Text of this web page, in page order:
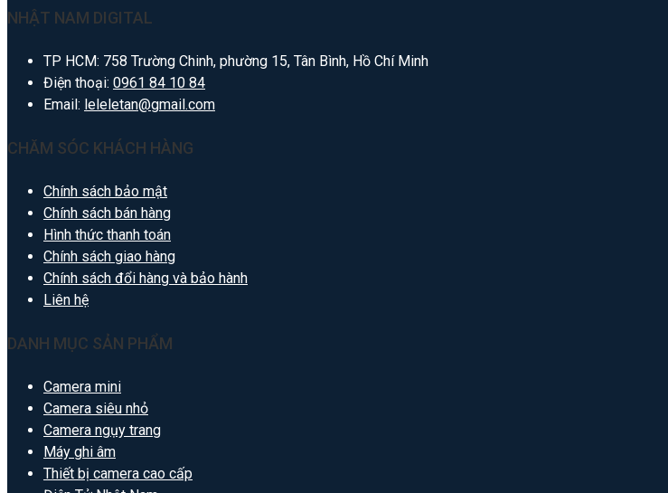
NHẬT NAM DIGITAL
TP HCM: 758 Trường Chinh, phường 15, Tân Bình, Hồ Chí Minh
Điện thoại: 0961 84 10 84
Email: leleletan@gmail.com
CHĂM SÓC KHÁCH HÀNG
Chính sách bảo mật
Chính sách bán hàng
Hình thức thanh toán
Chính sách giao hàng
Chính sách đổi hàng và bảo hành
Liên hệ
DANH MỤC SẢN PHẨM
Camera mini
Camera siêu nhỏ
Camera ngụy trang
Máy ghi âm
Thiết bị camera cao cấp